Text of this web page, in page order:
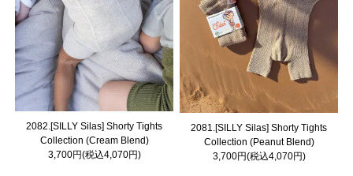
2082.[SILLY Silas] Shorty Tights
Collection (Cream Blend)
3,700円(税込4,070円)
2081.[SILLY Silas] Shorty Tights
Collection (Peanut Blend)
3,700円(税込4,070円)